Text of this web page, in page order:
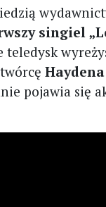
singiel
teledysk
pojawia się